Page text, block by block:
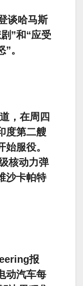
谈哈马斯
”和“应受
。
，在周四
度第二艘
服役。
核动力弹
沙卡帕特
报
动汽车每